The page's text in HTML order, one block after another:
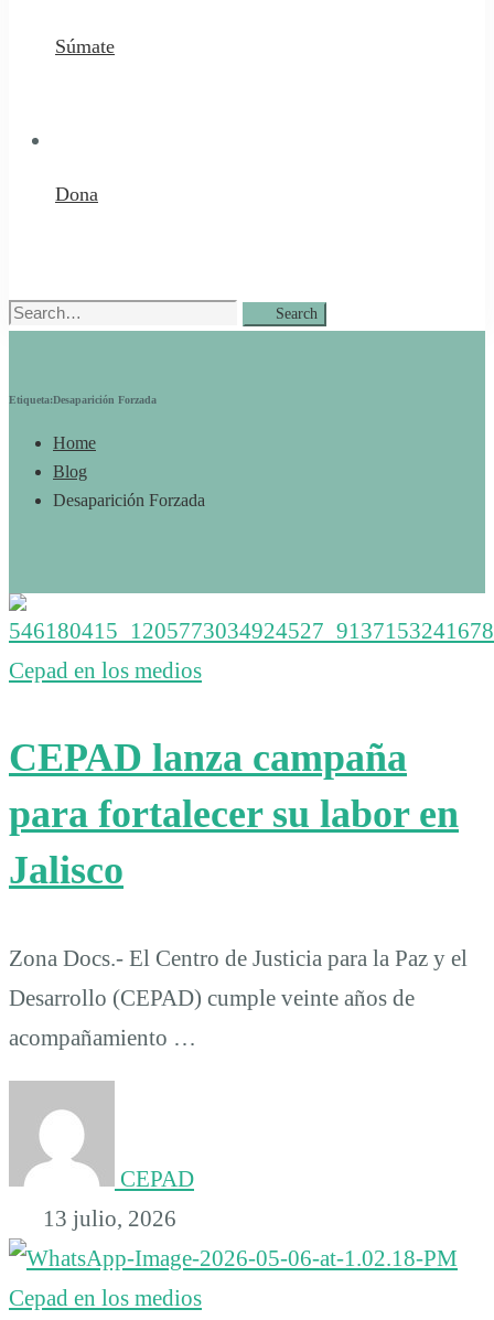
Súmate
Dona
Search
Search
Etiqueta:Desaparición Forzada
Home
Blog
Desaparición Forzada
Cepad en los medios
CEPAD lanza campaña
para fortalecer su labor en
Jalisco
Zona Docs.- El Centro de Justicia para la Paz y el
Desarrollo (CEPAD) cumple veinte años de
acompañamiento …
CEPAD
13 julio, 2026
Cepad en los medios